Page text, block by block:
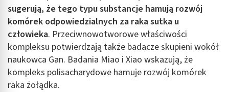
sugerują, że tego typu substancje hamują rozwój
komórek odpowiedzialnych za raka sutka u
człowieka. Przeciwnowotworowe właściwości
kompleksu potwierdzają także badacze skupieni wokół
naukowca Gan. Badania Miao i Xiao wskazują, że
kompleks polisacharydowe hamuje rozwój komórek
raka żołądka.